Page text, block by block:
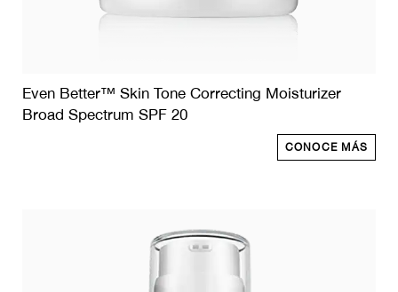
Even Better™ Skin Tone Correcting Moisturizer
Broad Spectrum SPF 20
CONOCE MÁS